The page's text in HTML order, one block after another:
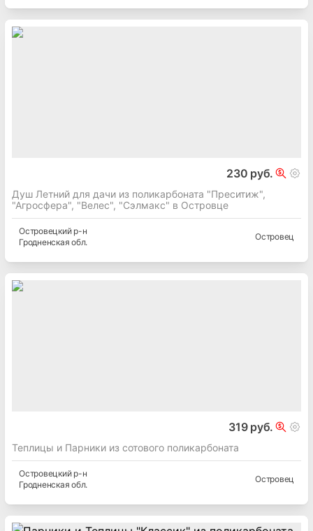
230 руб.
Душ Летний для дачи из поликарбоната "Преситиж",
"Агросфера", "Велес", "Сэлмакс" в Островце
Островецкийр-н
Гродненская обл.
Островец
319 руб.
Теплицы и Парники из сотового поликарбоната
Островецкийр-н
Гродненская обл.
Островец